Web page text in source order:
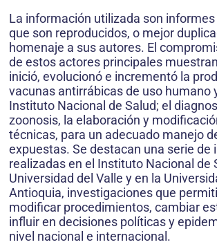
La información utilizada son
que son reproducidos, o mejor
homenaje a sus autores. El
de estos actores principales
inició, evolucionó e incrementó la
vacunas antirrábicas de uso humano
Instituto Nacional de Salud; el
zoonosis, la elaboración y
técnicas, para un adecuado manejo
expuestas. Se destacan una serie de
realizadas en el Instituto Nacional de
Universidad del Valle y en la
Antioquia, investigaciones que
modificar procedimientos, cambiar
influir en decisiones políticas y
nivel nacional e internacional.